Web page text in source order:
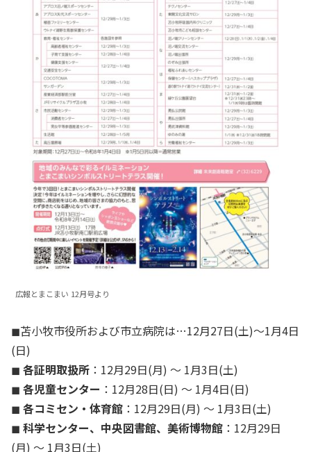
広報とまこまい 12月号より
◼︎苫小牧市役所および市立病院は…12月27日(土)〜1月4日
(日)
◼︎ 各証明取扱所 ：12月29日(月) 〜 1月3日(土)
◼︎ 各児童センター ：12月28日(日) 〜 1月4日(日)
◼︎ 各コミセン・体育館 ：12月29日(月) 〜 1月3日(土)
◼︎ 科学センター、中央図書館、美術博物館 ：12月29日
(月) 〜 1月3日(土)